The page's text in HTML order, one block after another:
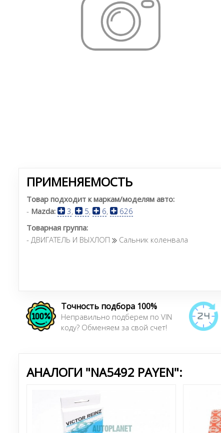
ПРИМЕНЯЕМОСТЬ
Товар подходит к маркам/моделям авто:
- Mazda: 3, 5, 6,
626
Товарная группа:
- ДВИГАТЕЛЬ И ВЫХЛОП
Сальник коленвала
Точность подбора 100%
Неправильно подберем по VIN
коду? Обменяем за свой счет!
АНАЛОГИ "NA5492 PAYEN":